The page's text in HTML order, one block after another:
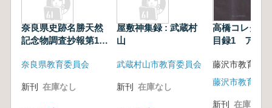
奈良県史跡名勝天然
記念物調査抄報第15
奈良県教育委員会
新刊 在庫なし
屋敷神集録 : 武蔵村
山
武蔵村山市教育委員会
新刊 在庫なし
高橋コレクシ
目録1 アメ
新刊 在庫なし